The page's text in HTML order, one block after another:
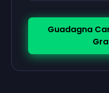
Guadagna